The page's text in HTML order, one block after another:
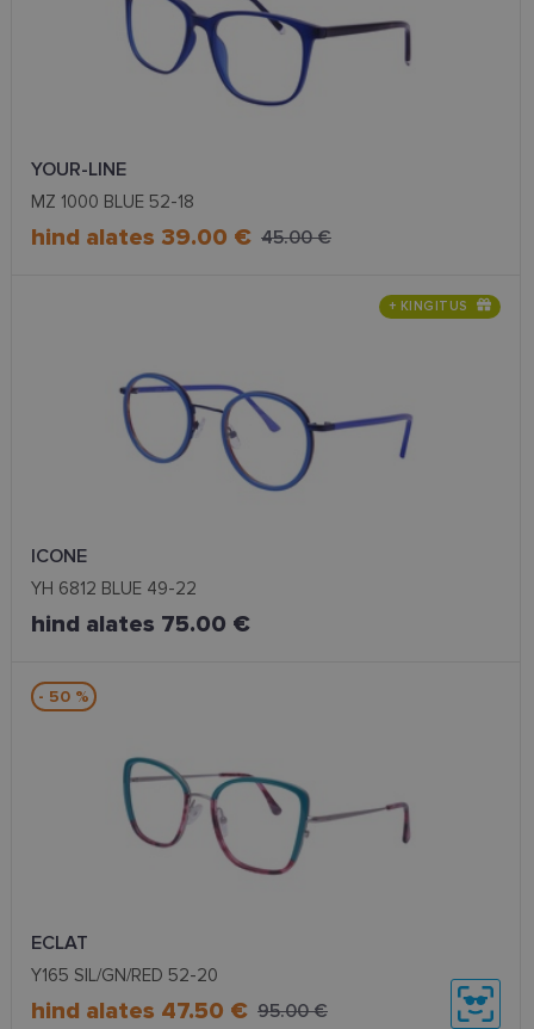
YOUR-LINE
MZ 1000 BLUE 52-18
hind alates 39.00 € 45.00 €
+ KINGITUS
ICONE
YH 6812 BLUE 49-22
hind alates 75.00 €
- 50 %
ECLAT
Y165 SIL/GN/RED 52-20
hind alates 47.50 € 95.00 €